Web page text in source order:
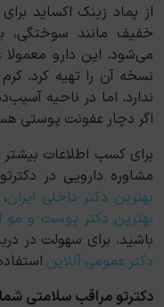
از پماد زینک اکساید
خفیف مانند سوختگی،
می‌شود. این دارو
نسخه آن را تهیه کرد.
ندارد. اما در ناحیه
اگر دچار عفونت پوستی
برای کسب اطلاعات بیشتر
مشاوره دارویی در
بهترین دکتر داخلی ایران،
بهترین دکتر پوست و مو
باشید. برای سهولت در
دکتر عمومی آنلاین
دکترتو مراقب سلامتی